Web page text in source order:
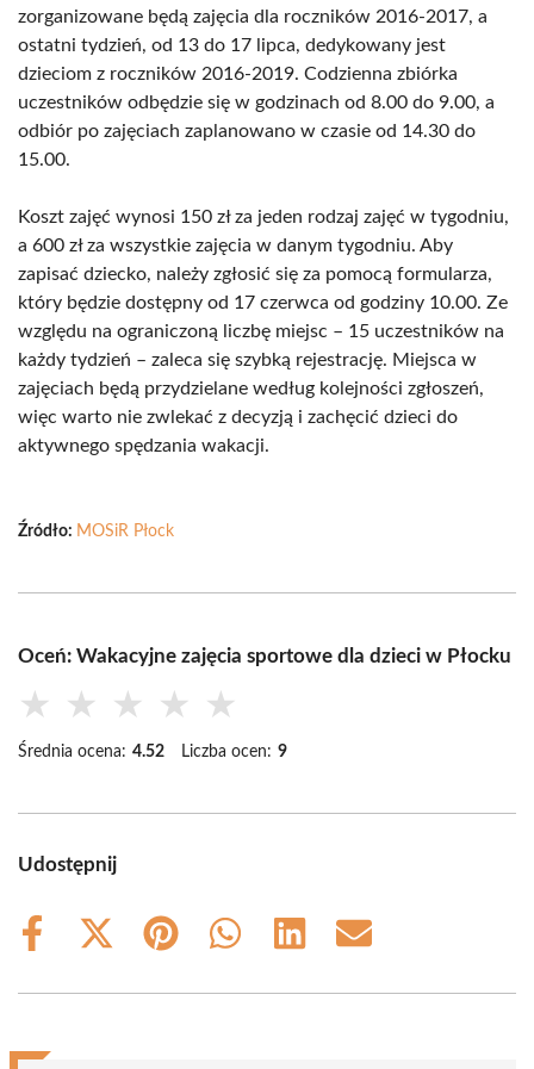
zorganizowane będą zajęcia dla roczników 2016-2017, a
ostatni tydzień, od 13 do 17 lipca, dedykowany jest
dzieciom z roczników 2016-2019. Codzienna zbiórka
uczestników odbędzie się w godzinach od 8.00 do 9.00, a
odbiór po zajęciach zaplanowano w czasie od 14.30 do
15.00.
Koszt zajęć wynosi 150 zł za jeden rodzaj zajęć w tygodniu,
a 600 zł za wszystkie zajęcia w danym tygodniu. Aby
zapisać dziecko, należy zgłosić się za pomocą formularza,
który będzie dostępny od 17 czerwca od godziny 10.00. Ze
względu na ograniczoną liczbę miejsc – 15 uczestników na
każdy tydzień – zaleca się szybką rejestrację. Miejsca w
zajęciach będą przydzielane według kolejności zgłoszeń,
więc warto nie zwlekać z decyzją i zachęcić dzieci do
aktywnego spędzania wakacji.
Źródło: MOSiR Płock
Oceń: Wakacyjne zajęcia sportowe dla dzieci w Płocku
★ ★ ★ ★ ★
Średnia ocena: 4.52 Liczba ocen: 9
Udostępnij
Share
Share
(Twitter)
Share
Share
Share
Share